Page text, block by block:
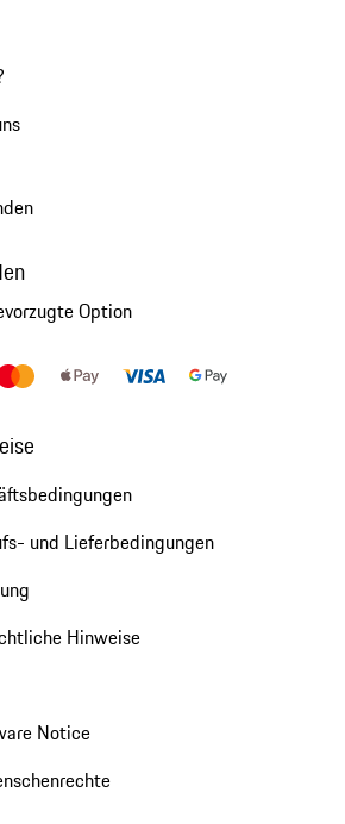
Option
und Lieferbedingungen
Hinweise
Notice